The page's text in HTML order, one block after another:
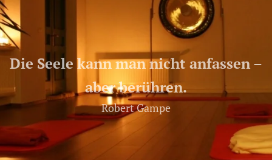
Die Seele kann man nicht anfassen –
aber berühren.
Robert Gampe